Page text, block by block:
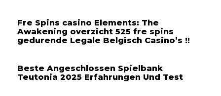
Fre Spins casino Elements: The
Awakening overzicht 525 fre spins
gedurende Legale Belgisch Casino’s !!
Beste Angeschlossen Spielbank
Teutonia 2025 Erfahrungen Und Test